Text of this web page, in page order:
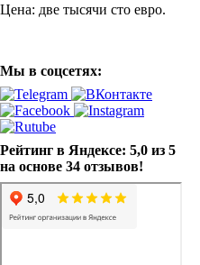
Цена: две тысячи сто евро.
Мы в соцсетях:
Рейтинг в Яндексе: 5,0 из 5
на основе 34 отзывов!